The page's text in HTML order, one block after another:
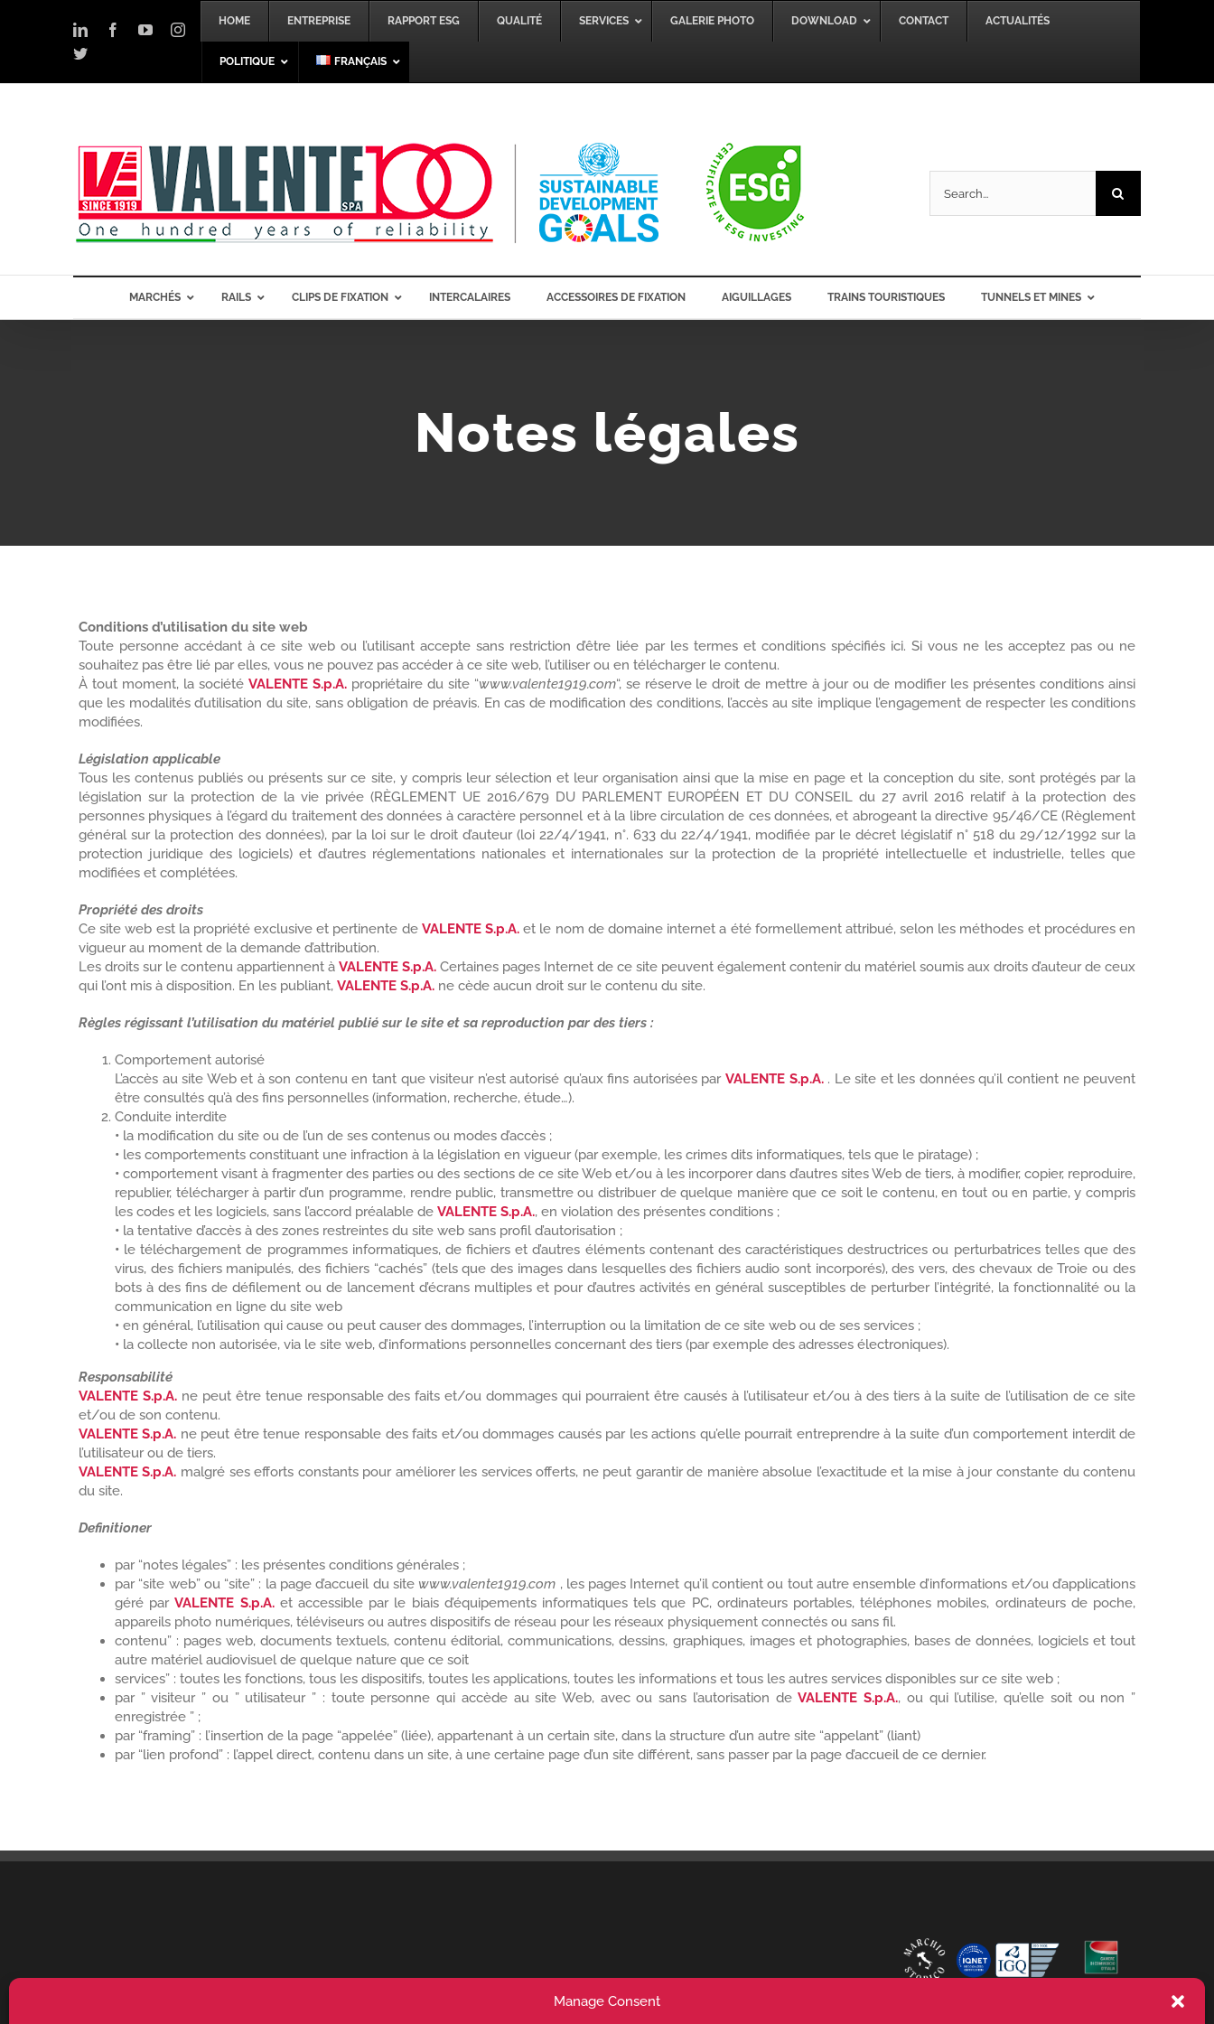
Manage Consent
LinkedInFacebookYouTubeInstagram
Twitter
HOME ENTREPRISE RAPPORT ESG QUALITÉ SERVICES GALERIE PHOTO DOWNLOAD CONTACT ACTUALITÉS
POLITIQUE FRANÇAIS
for:
MARCHÉS RAILS CLIPS DE FIXATION INTERCALAIRES ACCESSOIRES DE FIXATION AIGUILLAGES TRAINS TOURISTIQUES TUNNELS ET MINES
Notes légales
Conditions d’utilisation du site web
Toute personne accédant à ce site web ou l’utilisant accepte sans restriction d’être liée par les termes et conditions spécifiés ici. Si vous ne les acceptez pas ou ne
souhaitez pas être lié par elles, vous ne pouvez pas accéder à ce site web, l’utiliser ou en télécharger le contenu.
À tout moment, la société VALENTE S.p.A.propriétaire du site “www.valente1919.com“, se réserve le droit de mettre à jour ou de modifier les présentes conditions ainsi
que les modalités d’utilisation du site, sans obligation de préavis. En cas de modification des conditions, l’accès au site implique l’engagement de respecter les conditions
modifiées.
Législation applicable
Tous les contenus publiés ou présents sur ce site, y compris leur sélection et leur organisation ainsi que la mise en page et la conception du site, sont protégés par la
législation sur la protection de la vie privée (RÈGLEMENT UE 2016/679 DU PARLEMENT EUROPÉEN ET DU CONSEIL du 27 avril 2016 relatif à la protection des
personnes physiques à l’égard du traitement des données à caractère personnel et à la libre circulation de ces données, et abrogeant la directive 95/46/CE (Règlement
général sur la protection des données), par la loi sur le droit d’auteur (loi 22/4/1941, n°. 633 du 22/4/1941, modifiée par le décret législatif n° 518 du 29/12/1992 sur la
protection juridique des logiciels) et d’autres réglementations nationales et internationales sur la protection de la propriété intellectuelle et industrielle, telles que
modifiées et complétées.
Propriété des droits
Ce site web est la propriété exclusive et pertinente de VALENTE S.p.A. et le nom de domaine internet a été formellement attribué, selon les méthodes et procédures en
vigueur au moment de la demande d’attribution.
Les droits sur le contenu appartiennent à VALENTE S.p.A. Certaines pages Internet de ce site peuvent également contenir du matériel soumis aux droits d’auteur de ceux
qui l’ont mis à disposition. En les publiant, VALENTE S.p.A.ne cède aucun droit sur le contenu du site.
Règles régissant l’utilisation du matériel publié sur le site et sa reproduction par des tiers :
Comportement autorisé
L’accès au site Web et à son contenu en tant que visiteur n’est autorisé qu’aux fins autorisées par VALENTE S.p.A.. Le site et les données qu’il contient ne peuvent
être consultés qu’à des fins personnelles (information, recherche, étude…).
Conduite interdite
•la modification du site ou de l’un de ses contenus ou modes d’accès ;
•les comportements constituant une infraction à la législation en vigueur (par exemple, les crimes dits informatiques, tels que le piratage) ;
•comportement visant à fragmenter des parties ou des sections de ce site Web et/ou à les incorporer dans d’autres sites Web de tiers, à modifier, copier, reproduire,
republier, télécharger à partir d’un programme, rendre public, transmettre ou distribuer de quelque manière que ce soit le contenu, en tout ou en partie, y compris
les codes et les logiciels, sans l’accord préalable de VALENTE S.p.A., en violation des présentes conditions ;
•la tentative d’accès à des zones restreintes du site web sans profil d’autorisation ;
•le téléchargement de programmes informatiques, de fichiers et d’autres éléments contenant des caractéristiques destructrices ou perturbatrices telles que des
virus, des fichiers manipulés, des fichiers “cachés” (tels que des images dans lesquelles des fichiers audio sont incorporés), des vers, des chevaux de Troie ou des
bots à des fins de défilement ou de lancement d’écrans multiples et pour d’autres activités en général susceptibles de perturber l’intégrité, la fonctionnalité ou la
communication en ligne du site web
•en général, l’utilisation qui cause ou peut causer des dommages, l’interruption ou la limitation de ce site web ou de ses services ;
•la collecte non autorisée, via le site web, d’informations personnelles concernant des tiers (par exemple des adresses électroniques).
Responsabilité
VALENTE S.p.A.ne peut être tenue responsable des faits et/ou dommages qui pourraient être causés à l’utilisateur et/ou à des tiers à la suite de l’utilisation de ce site
et/ou de son contenu.
VALENTE S.p.A. ne peut être tenue responsable des faits et/ou dommages causés par les actions qu’elle pourrait entreprendre à la suite d’un comportement interdit de
l’utilisateur ou de tiers.
VALENTE S.p.A. malgré ses efforts constants pour améliorer les services offerts, ne peut garantir de manière absolue l’exactitude et la mise à jour constante du contenu
du site.
Definitioner
par “notes légales” : les présentes conditions générales ;
par “site web” ou “site” : la page d’accueil du sitewww.valente1919.com , les pages Internet qu’il contient ou tout autre ensemble d’informations et/ou d’applications
géré parVALENTE S.p.A.et accessible par le biais d’équipements informatiques tels que PC, ordinateurs portables, téléphones mobiles, ordinateurs de poche,
appareils photo numériques, téléviseurs ou autres dispositifs de réseau pour les réseaux physiquement connectés ou sans fil.
contenu” : pages web, documents textuels, contenu éditorial, communications, dessins, graphiques, images et photographies, bases de données, logiciels et tout
autre matériel audiovisuel de quelque nature que ce soit
services” : toutes les fonctions, tous les dispositifs, toutes les applications, toutes les informations et tous les autres services disponibles sur ce site web ;
par ” visiteur ” ou ” utilisateur ” : toute personne qui accède au site Web, avec ou sans l’autorisation deVALENTE S.p.A., ou qui l’utilise, qu’elle soit ou non ”
enregistrée ” ;
par “framing” : l’insertion de la page “appelée” (liée), appartenant à un certain site, dans la structure d’un autre site “appelant” (liant)
par “lien profond” : l’appel direct, contenu dans un site, à une certaine page d’un site différent, sans passer par la page d’accueil de ce dernier.